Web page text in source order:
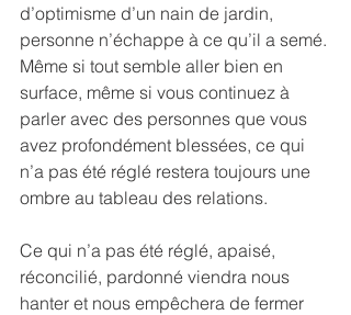
d’optimisme d’un nain de jardin,
personne n’échappe à ce qu’il a semé.
Même si tout semble aller bien en
surface, même si vous continuez à
parler avec des personnes que vous
avez profondément blessées, ce qui
n’a pas été réglé restera toujours une
ombre au tableau des relations.
Ce qui n’a pas été réglé, apaisé,
réconcilié, pardonné viendra nous
hanter et nous empêchera de fermer